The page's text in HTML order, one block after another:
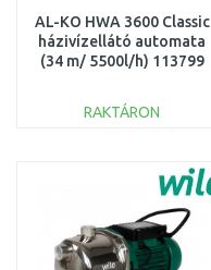
AL-KO HWA 3600 Classic
házivízellátó automata
(34 m/ 5500l/h) 113799
RAKTÁRON
Összehasonlítás